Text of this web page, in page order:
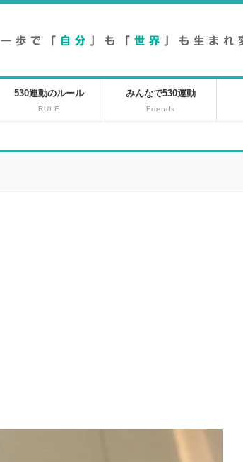
530運動のルール
RULE
みんなで530運動
Friends